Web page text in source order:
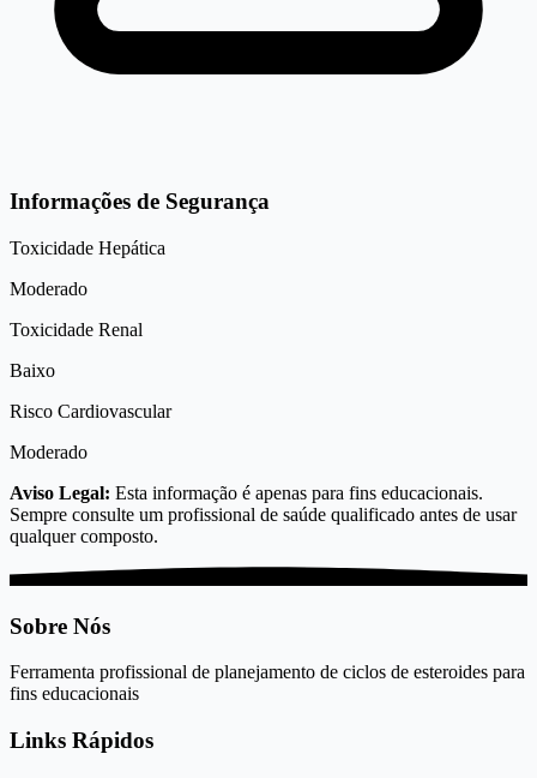
Informações de Segurança
Toxicidade Hepática
Moderado
Toxicidade Renal
Baixo
Risco Cardiovascular
Moderado
Aviso Legal: Esta informação é apenas para fins educacionais.
Sempre consulte um profissional de saúde qualificado antes de usar
qualquer composto.
Sobre Nós
Ferramenta profissional de planejamento de ciclos de esteroides para
fins educacionais
Links Rápidos